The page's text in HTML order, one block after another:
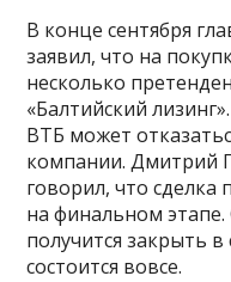
В конце сентября
заявил, что на
несколько
«Балтийский
ВТБ может
компании. Дмитрий
говорил, что сделка
на финальном
получится закрыть
состоится вовсе.